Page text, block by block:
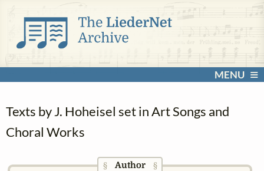
MENU
Texts by J. Hoheisel set in Art Songs and
Choral Works
§ Author§